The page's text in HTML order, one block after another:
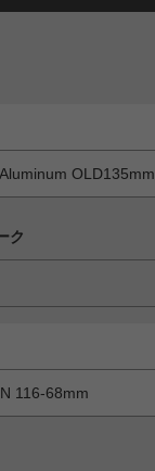
OLD135mm
ク
116-68mm